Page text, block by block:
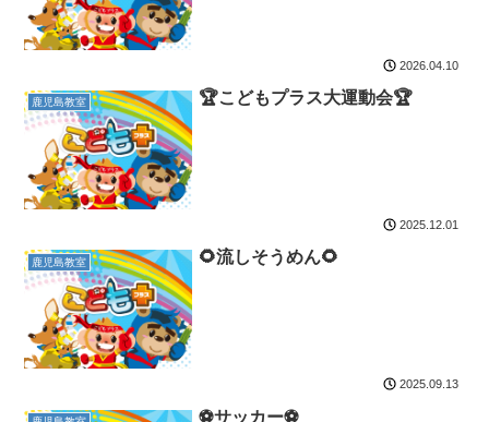
2026.04.10
鹿児島教室 🏆こどもプラス大運動会🏆
2025.12.01
鹿児島教室 🌻流しそうめん🌻
2025.09.13
⚽️サッカー⚽️